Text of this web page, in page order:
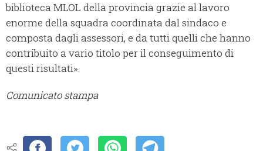
biblioteca MLOL della provincia grazie al lavoro
enorme della squadra coordinata dal sindaco e
composta dagli assessori, e da tutti quelli che hanno
contribuito a vario titolo per il conseguimento di
questi risultati».
Comunicato stampa